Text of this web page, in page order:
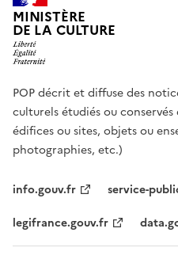
MINISTÈRE
DE LA CULTURE
POP décrit et diffuse des
culturels étudiés ou
édifices ou sites, objets ou
photographies, etc.)
info.gouv.fr
service-
legifrance.gouv.fr